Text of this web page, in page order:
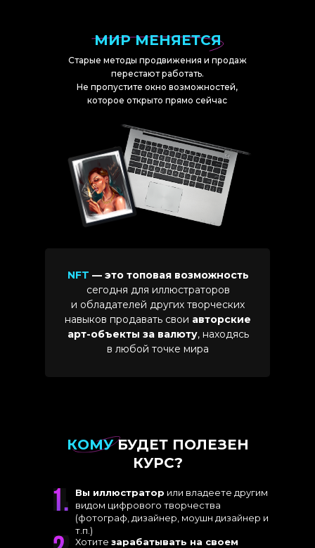
МИР МЕНЯЕТСЯ
Старые методы продвижения и продаж
перестают работать.
Не пропустите окно возможностей,
которое открыто прямо сейчас
NFT — это топовая возможность
сегодня для иллюстраторов
и обладателей других творческих
навыков продавать свои авторские
арт-объекты за валюту, находясь
в любой точке мира
КОМУБУДЕТ ПОЛЕЗЕН
КУРС?
Вы иллюстратор или владеете другим
видом цифрового творчества
(фотограф, дизайнер, моушн дизайнер и
т.п.)
Хотите зарабатывать на своем